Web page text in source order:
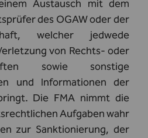
Austausch mit dem
des OGAW oder der
welcher jedwede
von Rechts- oder
sowie sonstige
und Informationen der
Die FMA nimmt die
Aufgaben wahr
zur Sanktionierung, der